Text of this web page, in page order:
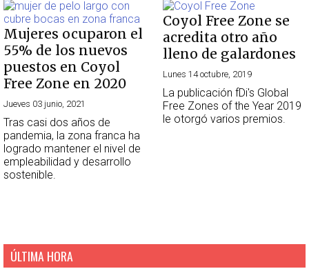
Mujeres ocuparon el
55% de los nuevos
puestos en Coyol
Free Zone en 2020
Jueves 03 junio, 2021
Tras casi dos años de
pandemia, la zona franca ha
logrado mantener el nivel de
empleabilidad y desarrollo
sostenible.
Coyol Free Zone se
acredita otro año
lleno de galardones
Lunes 14 octubre, 2019
La publicación fDi's Global
Free Zones of the Year 2019
le otorgó varios premios.
ÚLTIMA HORA